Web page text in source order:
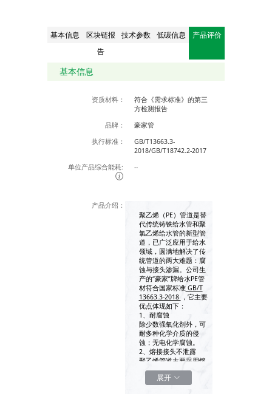
基本信息
区块链报
告
技术参数 低碳信息 产品评价
基本信息
资质材料：
符合《需求标准》的第三
方检测报告
品牌：
豪家管
执行标准：
GB/T13663.3-
2018/GB/T18742.2-2017
单位产品综合能耗:
--
产品介绍：
聚乙烯（PE）管道是替
代传统铸铁给水管和聚
氯乙烯给水管的新型管
道，已广泛应用于给水
领域，圆满地解决了传
统管道的两大难题：腐
蚀与接头渗漏。公司生
产的“豪家”牌给水PE管
材符合国家标准GB/T
13663.3-2018 ，它主要
优点体现如下：
1、耐腐蚀
除少数强氧化剂外，可
耐多种化学介质的侵
蚀；无电化学腐蚀。
2、熔接接头不泄露
聚乙烯管道主要采用熔
接连接，本质上保证接
口的材质、结构与管体
本身的同一性，实现了
接头与管材的一体化。
展开